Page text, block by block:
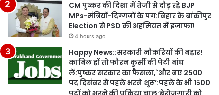
CM पुष्कर की दिशा में तेजी से दौड़ रहे BJP
MPs-मंत्रियों-दिग्गजों के पग:बिहार के बांकीपुर
Election से PSD की अहमियत में इजाफा!
4 hours ago
Happy News::सरकारी नौकरियों की बहार!
काबिल हों तो फौरन कुर्सी की पेटी बांध
लें:पुष्कर सरकार का फैसला,`और नए 2500
पद दिसंबर से पहले भरने शुरू’:पहले के भी 1500